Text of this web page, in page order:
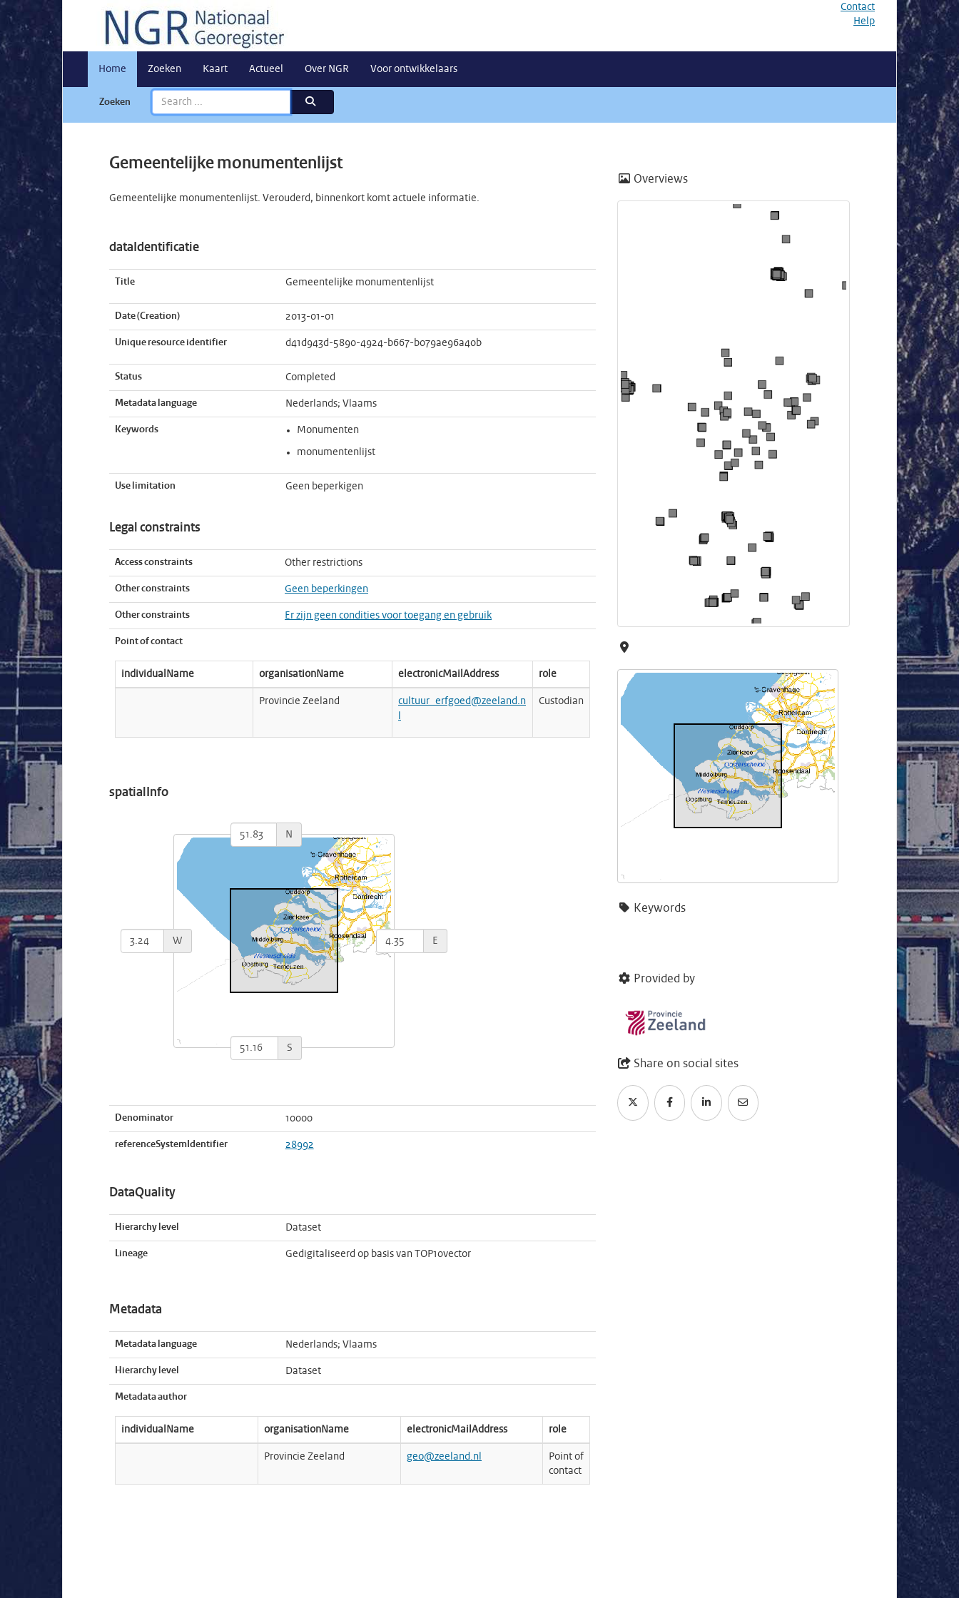
Contact
Help
Home Zoeken Kaart Actueel Over NGR Voor ontwikkelaars
Zoeken
Gemeentelijke monumentenlijst
Gemeentelijke monumentenlijst. Verouderd, binnenkort komt actuele informatie.
dataIdentificatie
Title Gemeentelijke monumentenlijst
Date (Creation) 2013-01-01
Unique resource identifier d41d943d-5890-4924-b667-b079ae96a40b
Status Completed
Metadata language Nederlands; Vlaams
Keywords Monumenten
monumentenlijst
Use limitation Geen beperkigen
Legal constraints
Access constraints Other restrictions
Other constraints Geen beperkingen
Other constraints Er zijn geen condities voor toegang en gebruik
Point of contact
individualName organisationName electronicMailAddress role
Provincie Zeeland
cultuur_erfgoed@zeeland.n
Custodian
spatialInfo
N
S
E
W
Denominator 10000
referenceSystemIdentifier 28992
DataQuality
Hierarchy level Dataset
Lineage Gedigitaliseerd op basis van TOP10vector
Metadata
Metadata language Nederlands; Vlaams
Hierarchy level Dataset
Metadata author
individualName organisationName electronicMailAddress role
Provincie Zeeland geo@zeeland.nl
Point of
contact
Overviews
Keywords
Provided by
Share on social sites